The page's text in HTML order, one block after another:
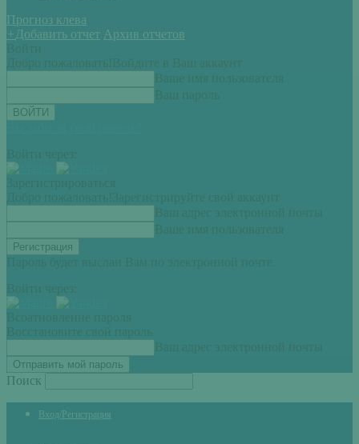
Прогноз клева
+ Добавить отчет Архив отчетов
Войти
Добро пожаловать! Войдите в Ваш аккаунт
Ваше имя пользователя
Ваш пароль
Войти через:
Зарегистрироваться
Добро пожаловать! Зарегистрируйте свой аккаунт
Ваш адрес электронной почты
Ваше имя пользователя
Пароль будет выслан Вам по электронной почте.
Войти через:
Всоатновление пароля
Восстановите свой пароль
Ваш адрес электронной почты
Поиск
Вход/Регистрация